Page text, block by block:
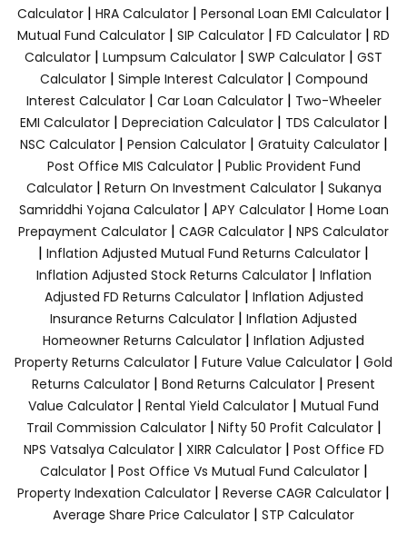
Calculator | HRA Calculator | Personal Loan EMI Calculator |
Mutual Fund Calculator | SIP Calculator | FD Calculator | RD
Calculator | Lumpsum Calculator | SWP Calculator | GST
Calculator| Simple Interest Calculator| Compound
Interest Calculator| Car Loan Calculator| Two-Wheeler
EMI Calculator| Depreciation Calculator| TDS Calculator|
NSC Calculator| Pension Calculator| Gratuity Calculator|
Post Office MIS Calculator| Public Provident Fund
Calculator| Return On Investment Calculator| Sukanya
Samriddhi Yojana Calculator| APY Calculator| Home Loan
Prepayment Calculator | CAGR Calculator | NPS Calculator
| Inflation Adjusted Mutual Fund Returns Calculator |
Inflation Adjusted Stock Returns Calculator| Inflation
Adjusted FD Returns Calculator| Inflation Adjusted
Insurance Returns Calculator | Inflation Adjusted
Homeowner Returns Calculator | Inflation Adjusted
Property Returns Calculator | Future Value Calculator | Gold
Returns Calculator | Bond Returns Calculator | Present
Value Calculator | Rental Yield Calculator | Mutual Fund
Trail Commission Calculator| Nifty 50 Profit Calculator|
NPS Vatsalya Calculator| XIRR Calculator| Post Office FD
Calculator| Post Office Vs Mutual Fund Calculator|
Property Indexation Calculator | Reverse CAGR Calculator |
Average Share Price Calculator | STP Calculator